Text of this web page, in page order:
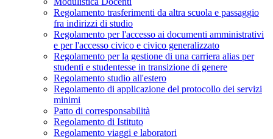
Regolamento trasferimenti da altra scuola e passaggio
fra indirizzi di studio
Regolamento per l'accesso ai documenti amministrativi
e per l'accesso civico e civico generalizzato
Regolamento per la gestione di una carriera alias per
studenti e studentesse in transizione di genere
Regolamento studio all'estero
Regolamento di applicazione del protocollo dei servizi
minimi
Patto di corresponsabilità
Regolamento di Istituto
Regolamento viaggi e laboratori